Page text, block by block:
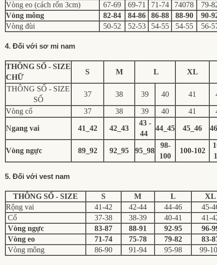
Vòng eo (cách rốn 3cm)
67-69 69-71 71-74 74078
79-
Vòng mông
82-84 84-86 86-88 88-90
90-
Vòng đùi
50-52 52-53 54-55 54-55 56-
4. Đối với sơ mi nam
THÔNG SỐ - SIZE
CHỮ
S M L XL
THÔNG SỐ - SIZE
SỐ
37 38 39 40 41
Vòng cổ 37 38 39 40 41
Ngang vai 41_42 42_43
43 -
44
44_45 45_46
Vòng ngực 89_92 92_95 95_98
98-
100
100-102
5. Đối với vest nam
THÔNG SỐ - SIZE S M L
XL
Rộng vai
41-42 42-44 44-46
45-
Cổ
37-38 38-39 40-41
41-
Vòng ngực
83-87 88-91 92-95
96-
Vòng eo
71-74 75-78 79-82
83-
Vòng mông
86-90 91-94 95-98 99-